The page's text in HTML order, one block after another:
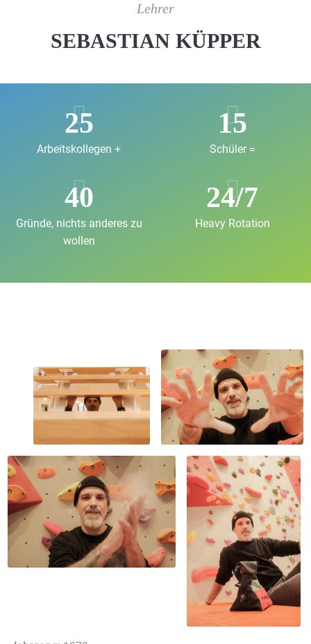
Lehrer
SEBASTIAN KÜPPER
25
Arbeitskollegen +
15
Schüler =
40
Gründe, nichts anderes zu
wollen
24/7
Heavy Rotation